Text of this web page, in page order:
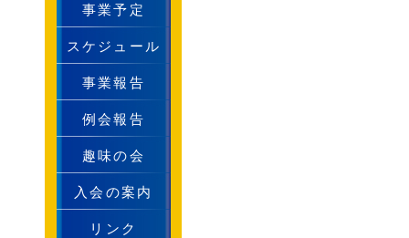
事業予定
スケジュール
事業報告
例会報告
趣味の会
入会の案内
リンク